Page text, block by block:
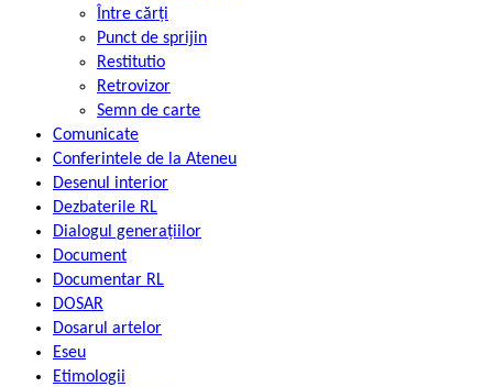
Între cărți
Punct de sprijin
Restitutio
Retrovizor
Semn de carte
Comunicate
Conferintele de la Ateneu
Desenul interior
Dezbaterile RL
Dialogul generațiilor
Document
Documentar RL
DOSAR
Dosarul artelor
Eseu
Etimologii